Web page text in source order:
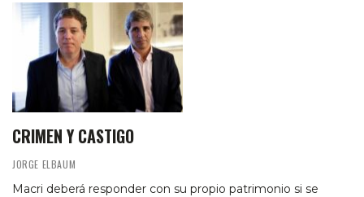
CRIMEN Y CASTIGO
JORGE ELBAUM
Macri deberá responder con su propio patrimonio si se